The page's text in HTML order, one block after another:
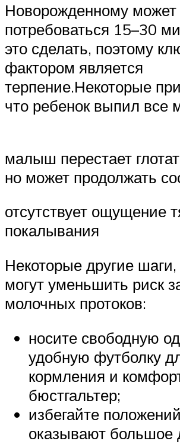
Новорожденному может
потребоваться 15–30
это сделать, поэтому
фактором является
терпение.Некоторые
что ребенок выпил все
малыш перестает
но может продолжать
отсутствует ощущение
покалывания
Некоторые другие
могут уменьшить риск
молочных протоков:
носите свободную
удобную футболку
кормления и
бюстгальтер;
избегайте
оказывают большое